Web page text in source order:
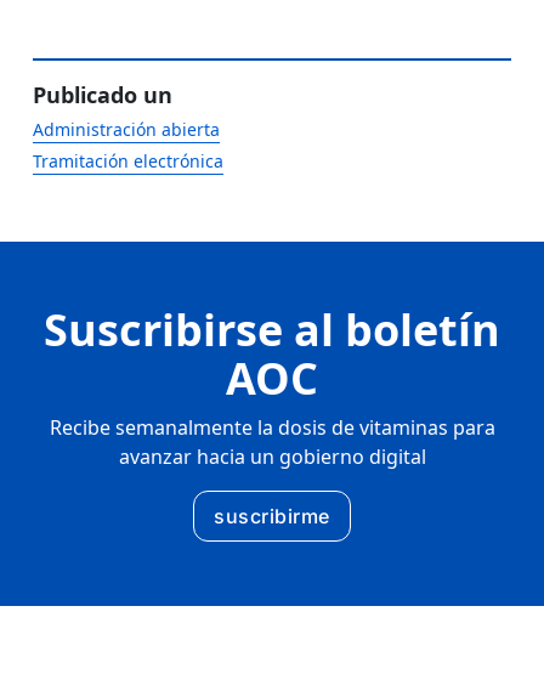
Publicado un
Administración abierta
Tramitación electrónica
Suscribirse al boletín
AOC
Recibe semanalmente la dosis de vitaminas para
avanzar hacia un gobierno digital
suscribirme